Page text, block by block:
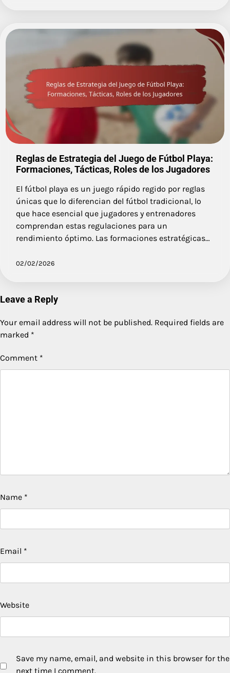
Reglas de Estrategia del Juego de Fútbol Playa:
Formaciones, Tácticas, Roles de los Jugadores
El fútbol playa es un juego rápido regido por reglas
únicas que lo diferencian del fútbol tradicional, lo
que hace esencial que jugadores y entrenadores
comprendan estas regulaciones para un
rendimiento óptimo. Las formaciones estratégicas…
02/02/2026
Leave a Reply
Your email address will not be published. Required fields are
marked *
Comment *
Name *
Email *
Website
Save my name, email, and website in this browser for the
next time I comment.